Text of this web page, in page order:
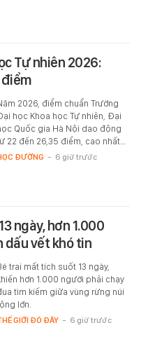
Tự nhiên 2026:
điểm
2026, điểm chuẩn Trường
học Khoa học Tự nhiên, Đại
Quốc gia Hà Nội dao động
22 đến 26,35 điểm, cao nhất…
ĐƯỜNG - 6 giờ trước
ngày, hơn 1.000
dấu vết khó tin
trai mất tích suốt 13 ngày,
hơn 1.000 người phải chạy
tìm kiếm giữa vùng rừng núi
lớn.
GIỚI ĐÓ ĐÂY - 6 giờ trước